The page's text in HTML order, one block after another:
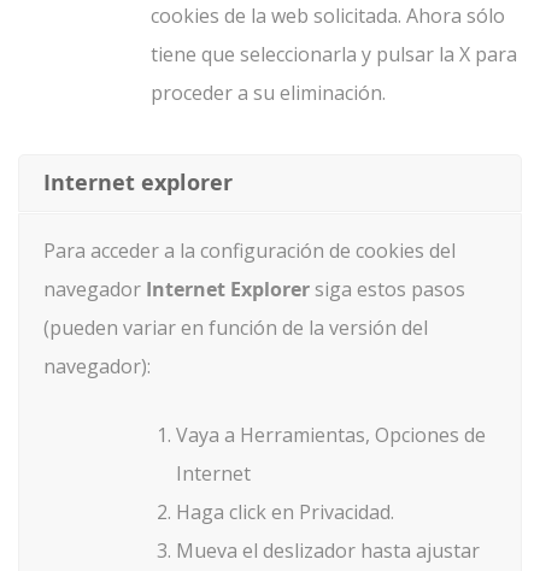
cookies de la web solicitada. Ahora sólo
tiene que seleccionarla y pulsar la X para
proceder a su eliminación.
Internet explorer
Para acceder a la configuración de cookies del
navegador Internet Explorersiga estos pasos
(pueden variar en función de la versión del
navegador):
Vaya a Herramientas, Opciones de
Internet
Haga click en Privacidad.
Mueva el deslizador hasta ajustar